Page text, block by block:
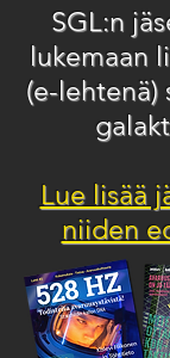
SGL:n
lukemaan
(e-lehtenä)
Lue lisää
niiden